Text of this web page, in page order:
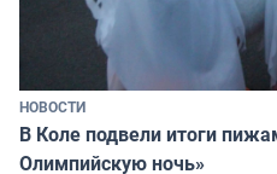
НОВОСТИ
В Коле подвели итоги
Олимпийскую ночь»